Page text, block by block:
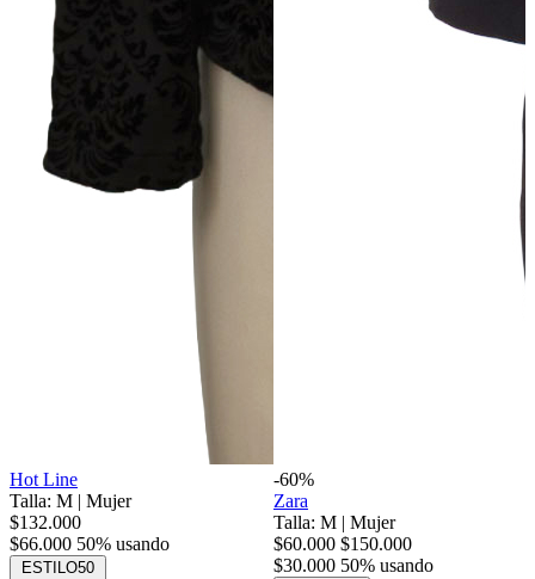
Hot Line
Talla: M | Mujer
$132.000
$66.000 50% usando
ESTILO50
-60%
Zara
Talla: M | Mujer
$60.000 $150.000
$30.000 50% usando